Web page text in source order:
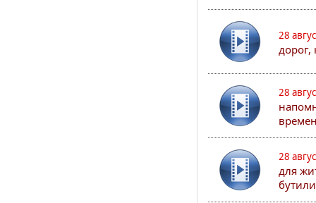
28
28
28
для